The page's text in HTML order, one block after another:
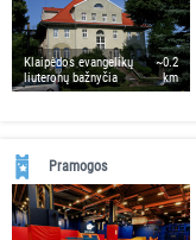
Klaipėdos evangelikų
liuteronų bažnyčia
~0.2
km
Pramogos